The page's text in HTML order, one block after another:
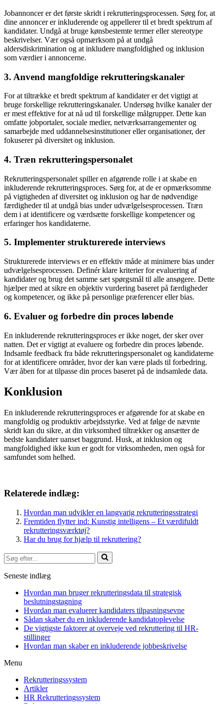
Jobannoncer er det første skridt i rekrutteringsprocessen. Sørg for, at
dine annoncer er inkluderende og appellerer til et bredt spektrum af
kandidater. Undgå at bruge kønsbestemte termer eller stereotype
beskrivelser. Vær også opmærksom på at undgå
aldersdiskrimination og at inkludere mangfoldighed og inklusion
som værdier i annoncerne.
3. Anvend mangfoldige rekrutteringskanaler
For at tiltrække et bredt spektrum af kandidater er det vigtigt at
bruge forskellige rekrutteringskanaler. Undersøg hvilke kanaler der
er mest effektive for at nå ud til forskellige målgrupper. Dette kan
omfatte jobportaler, sociale medier, netværksarrangementer og
samarbejde med uddannelsesinstitutioner eller organisationer, der
fokuserer på diversitet og inklusion.
4. Træn rekrutteringspersonalet
Rekrutteringspersonalet spiller en afgørende rolle i at skabe en
inkluderende rekrutteringsproces. Sørg for, at de er opmærksomme
på vigtigheden af diversitet og inklusion og har de nødvendige
færdigheder til at undgå bias under udvælgelsesprocessen. Træn
dem i at identificere og værdsætte forskellige kompetencer og
erfaringer hos kandidaterne.
5. Implementer strukturerede interviews
Strukturerede interviews er en effektiv måde at minimere bias under
udvælgelsesprocessen. Definér klare kriterier for evaluering af
kandidater og brug det samme sæt spørgsmål til alle ansøgere. Dette
hjælper med at sikre en objektiv vurdering baseret på færdigheder
og kompetencer, og ikke på personlige præferencer eller bias.
6. Evaluer og forbedre din proces løbende
En inkluderende rekrutteringsproces er ikke noget, der sker over
natten. Det er vigtigt at evaluere og forbedre din proces løbende.
Indsamle feedback fra både rekrutteringspersonalet og kandidaterne
for at identificere områder, hvor der kan være plads til forbedring.
Vær åben for at tilpasse din proces baseret på de indsamlede data.
Konklusion
En inkluderende rekrutteringsproces er afgørende for at skabe en
mangfoldig og produktiv arbejdsstyrke. Ved at følge de nævnte
skridt kan du sikre, at din virksomhed tiltrækker og ansætter de
bedste kandidater uanset baggrund. Husk, at inklusion og
mangfoldighed ikke kun er godt for virksomheden, men også for
samfundet som helhed.
Relaterede indlæg:
Hvordan man udvikler en langvarig rekrutteringsstrategi
Fremtiden flytter ind: Kunstig intelligens – Et værdifuldt
rekrutteringsværktøj?
Har du brug for hjælp til rekruttering?
Søg
efter...
Seneste indlæg
Hvordan man bruger rekrutteringsdata til strategisk
beslutningstagning
Hvordan man evaluerer kandidaters tilpasningsevne
Sådan skaber du en inkluderende kandidatoplevelse
De vigtigste faktorer at overveje ved rekruttering til HR-
stillinger
Hvordan man skaber en inkluderende jobbeskrivelse
Menu
Rekrutteringssystem
Artikler
HR Rekrutteringssystem